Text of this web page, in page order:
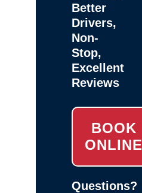
Better
Drivers,
Non-
Stop,
Excellent
Reviews
BOOK
ONLINE
Questions?